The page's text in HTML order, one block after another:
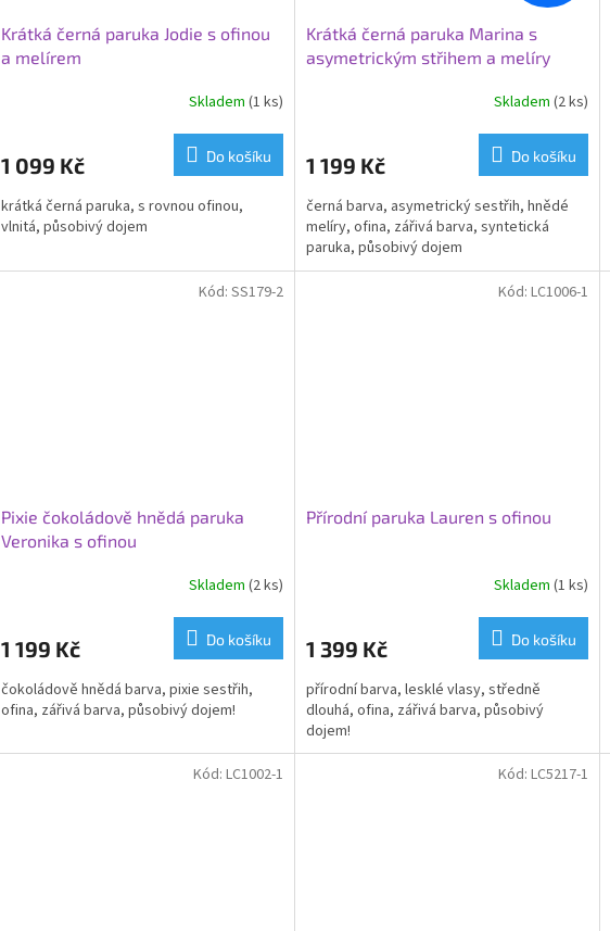
Krátká černá paruka Jodie s ofinou
a melírem
Skladem (1 ks)
1 099 Kč Do košíku
krátká černá paruka, s rovnou ofinou,
vlnitá, působivý dojem
Krátká černá paruka Marina s
asymetrickým střihem a melíry
Skladem (2 ks)
1 199 Kč Do košíku
černá barva, asymetrický sestřih, hnědé
melíry, ofina, zářivá barva, syntetická
paruka, působivý dojem
Pixie čokoládově hnědá paruka
Veronika s ofinou
Skladem (2 ks)
1 199 Kč Do košíku
čokoládově hnědá barva, pixie sestřih,
ofina, zářivá barva, působivý dojem!
Kód: SS179-2
Přírodní paruka Lauren s ofinou
Skladem (1 ks)
1 399 Kč Do košíku
přírodní barva, lesklé vlasy, středně
dlouhá, ofina, zářivá barva, působivý
dojem!
Kód: LC1006-1
Kód: LC1002-1 Kód: LC5217-1